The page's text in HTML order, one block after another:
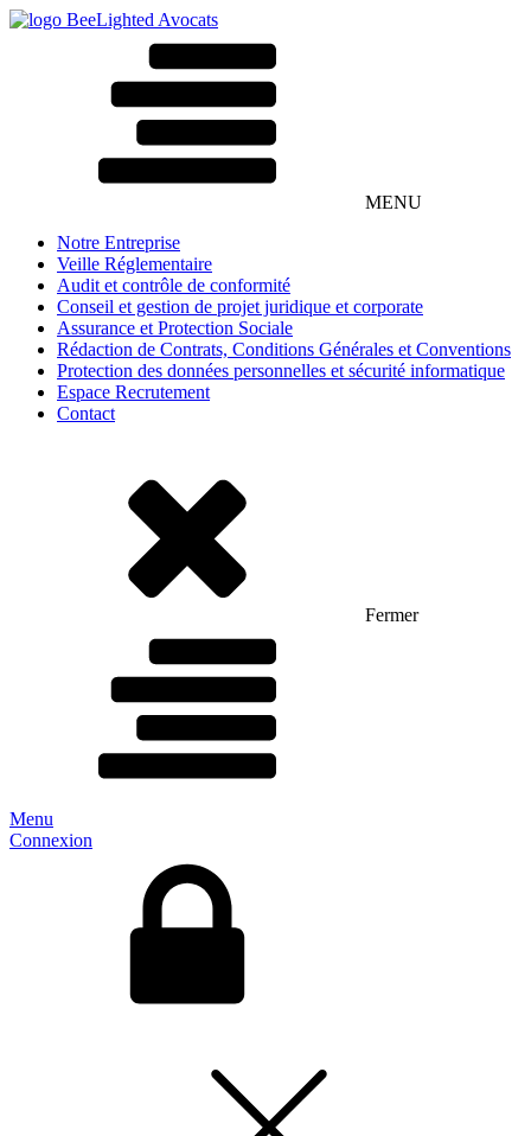
MENU
Notre Entreprise
Veille Réglementaire
Audit et contrôle de conformité
Conseil et gestion de projet juridique et corporate
Assurance et Protection Sociale
Rédaction de Contrats, Conditions Générales et Conventions
Protection des données personnelles et sécurité informatique
Espace Recrutement
Contact
Fermer
Menu
Connexion